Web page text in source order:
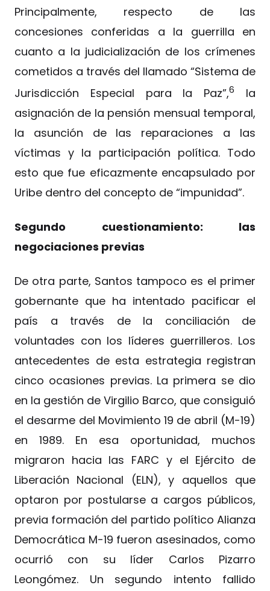
Principalmente, respecto de las
concesiones conferidas a la guerrilla en
cuanto a la judicialización de los crímenes
cometidos a través del llamado “Sistema de
Jurisdicción Especial para la Paz”,6
la
asignación de la pensión mensual temporal,
la asunción de las reparaciones a las
víctimas y la participación política. Todo
esto que fue eficazmente encapsulado por
Uribe dentro del concepto de “impunidad”.
Segundo cuestionamiento: las
negociaciones previas
De otra parte, Santos tampoco es el primer
gobernante que ha intentado pacificar el
país a través de la conciliación de
voluntades con los líderes guerrilleros. Los
antecedentes de esta estrategia registran
cinco ocasiones previas. La primera se dio
en la gestión de Virgilio Barco, que consiguió
el desarme del Movimiento 19 de abril (M-19)
en 1989. En esa oportunidad, muchos
migraron hacia las FARC y el Ejército de
Liberación Nacional (ELN), y aquellos que
optaron por postularse a cargos públicos,
previa formación del partido político Alianza
Democrática M-19 fueron asesinados, como
ocurrió con su líder Carlos Pizarro
Leongómez. Un segundo intento fallido